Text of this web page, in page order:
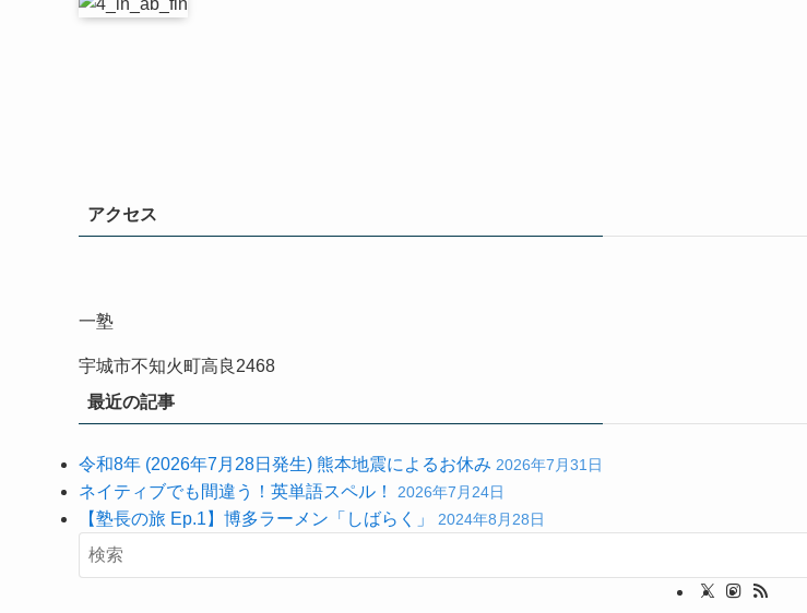
アクセス
一塾
宇城市不知火町高良2468
最近の記事
令和8年 (2026年7月28日発生) 熊本地震によるお休み 2026年7月31日
ネイティブでも間違う！英単語スペル！ 2026年7月24日
【塾長の旅 Ep.1】博多ラーメン「しばらく」 2024年8月28日